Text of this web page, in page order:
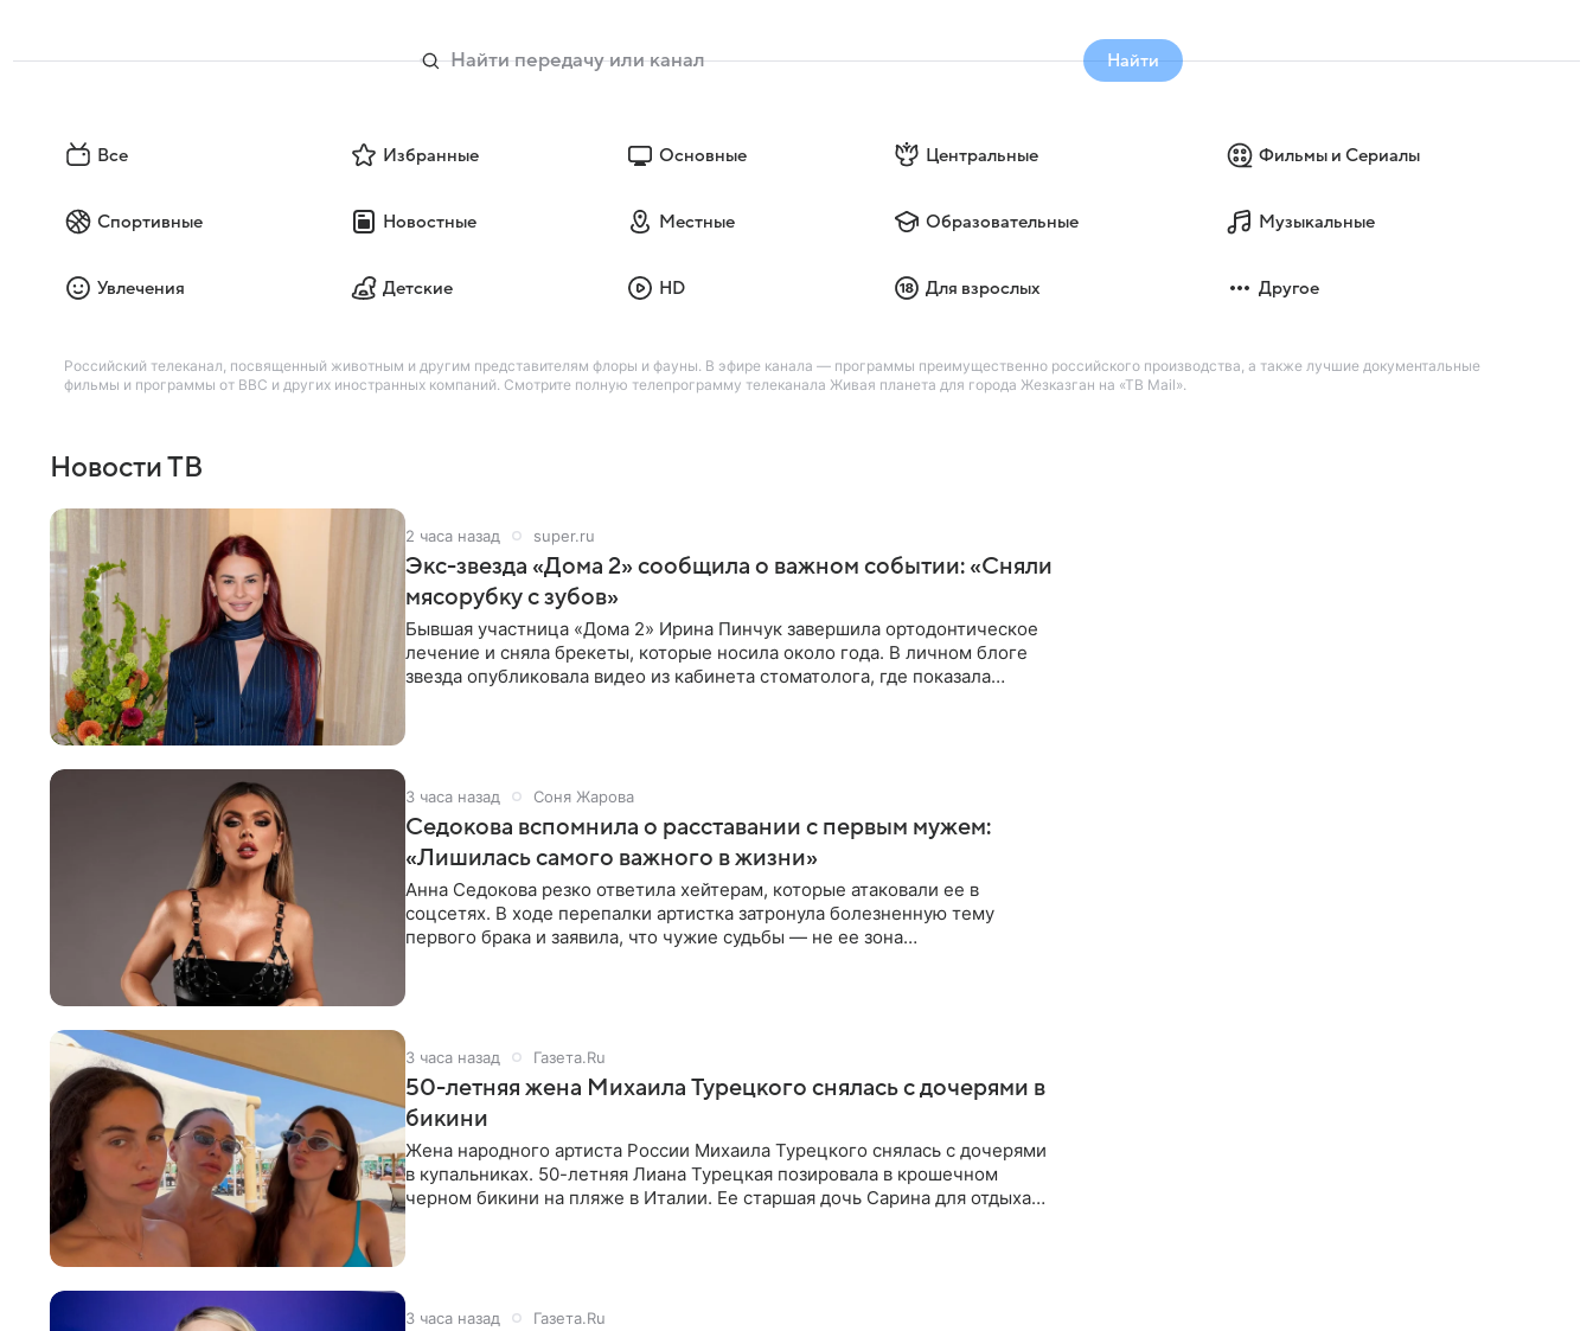
Найти
Все Избранные Основные Центральные Фильмы и Сериалы
Спортивные Новостные Местные Образовательные Музыкальные
Увлечения Детские HD Для взрослых Другое
Российский телеканал, посвященный животным и другим представителям флоры и фауны. В эфире канала — программы преимущественно российского производства, а также лучшие документальные
фильмы и программы от BBC и других иностранных компаний. Смотрите полную телепрограмму телеканала Живая планета для города Жезказган на «ТВ Mail».
Новости ТВ
2 часа назад super.ru
Экс-звезда «Дома 2» сообщила о важном событии: «Сняли
мясорубку с зубов»
Бывшая участница «Дома 2» Ирина Пинчук завершила ортодонтическое
лечение и сняла брекеты, которые носила около года. В личном блоге
звезда опубликовала видео из кабинета стоматолога, где показала
3 часа назад Соня Жарова
Седокова вспомнила о расставании с первым мужем:
«Лишилась самого важного в жизни»
Анна Седокова резко ответила хейтерам, которые атаковали ее в
соцсетях. В ходе перепалки артистка затронула болезненную тему
первого брака и заявила, что чужие судьбы — не ее зона
3 часа назад Газета.Ru
50-летняя жена Михаила Турецкого снялась с дочерями в
бикини
Жена народного артиста России Михаила Турецкого снялась с дочерями
в купальниках. 50-летняя Лиана Турецкая позировала в крошечном
черном бикини на пляже в Италии. Ее старшая дочь Сарина для отдыха
3 часа назад Газета.Ru